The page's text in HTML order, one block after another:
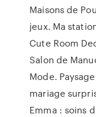
Maisons de
jeux. Ma
Cute Room
Salon de
Mode.
mariage
Emma : soins